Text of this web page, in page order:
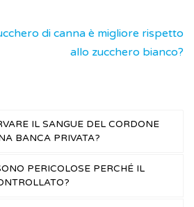
di canna è migliore rispetto
allo zucchero bianco?
IL SANGUE DEL CORDONE
BANCA PRIVATA?
PERICOLOSE PERCHÉ IL